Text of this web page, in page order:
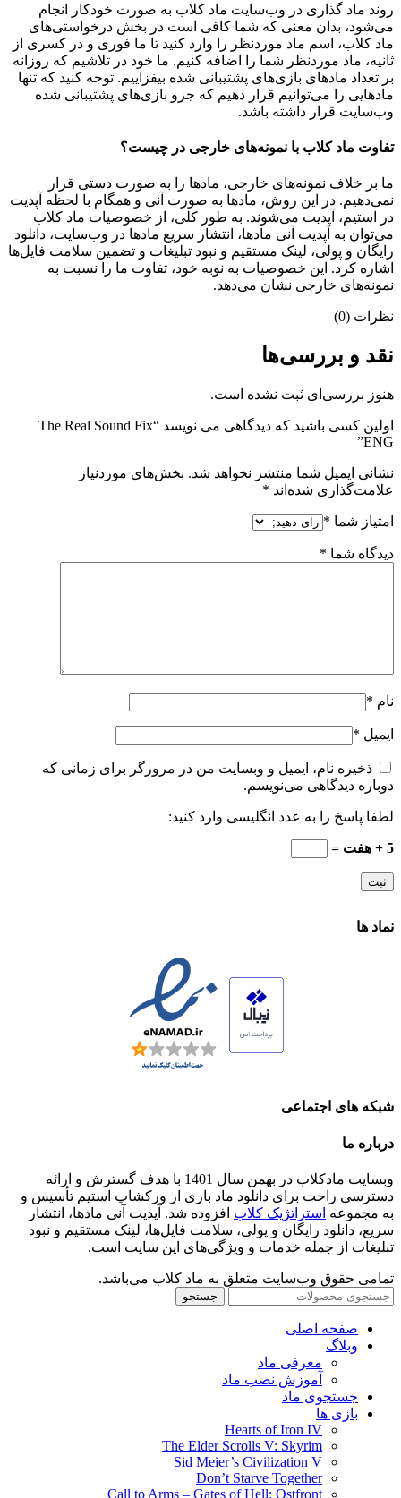
روند ماد گذاری در وب‌سایت ماد کلاب به صورت خودکار انجام
می‌شود، بدان معنی که شما کافی است در بخش درخواستی‌های
ماد کلاب، اسم ماد موردنظر را وارد کنید تا ما فوری و در کسری از
ثانیه، ماد موردنظر شما را اضافه کنیم. ما خود در تلاشیم که روزانه
بر تعداد مادهای بازی‌های پشتیبانی شده بیفزاییم. توجه کنید که تنها
مادهایی را می‌توانیم قرار دهیم که جزو بازی‌های پشتیبانی شده
وب‌سایت قرار داشته باشد.
تفاوت ماد کلاب با نمونه‌های خارجی در چیست؟
ما بر خلاف نمونه‌های خارجی، مادها را به صورت دستی قرار
نمی‌دهیم. در این روش، مادها به صورت آنی و همگام با لحظه آپدیت
در استیم، آپدیت می‌شوند. به طور کلی، از خصوصیات ماد کلاب
می‌‌توان به آپدیت آنی مادها، انتشار سریع مادها در وب‌سایت، دانلود
رایگان و پولی، لینک مستقیم و نبود تبلیغات و تضمین سلامت فایل‌ها
اشاره کرد. این خصوصیات به نوبه خود، تفاوت ما را نسبت به
نمونه‌های خارجی نشان می‌دهد.
نظرات (0)
نقد و بررسی‌ها
هنوز بررسی‌ای ثبت نشده است.
اولین کسی باشید که دیدگاهی می نویسد “The Real Sound Fix
ENG”
نشانی ایمیل شما منتشر نخواهد شد. بخش‌های موردنیاز
علامت‌گذاری شده‌اند *
امتیاز شما *
دیدگاه شما *
نام *
ایمیل *
ذخیره نام، ایمیل و وبسایت من در مرورگر برای زمانی که
دوباره دیدگاهی می‌نویسم.
لطفا پاسخ را به عدد انگلیسی وارد کنید:
5 + هفت =
نماد ها
شبکه های اجتماعی
درباره ما
وبسایت مادکلاب در بهمن سال 1401 با هدف گسترش و ارائه
دسترسی راحت برای دانلود ماد بازی از ورکشاپ استیم تأسیس و
به مجموعه استراتژیک کلاب افزوده شد. آپدیت آنی مادها، انتشار
سریع، دانلود رایگان و پولی، سلامت فایل‌ها، لینک مستقیم و نبود
تبلیغات از جمله خدمات و ویژگی‌های این سایت است.
تمامی حقوق وب‌سایت متعلق به ماد کلاب می‌باشد.
جستجو
صفحه اصلی
وبلاگ
معرفی ماد
آموزش نصب ماد
جستجوی ماد
بازی ها
Hearts of Iron IV
The Elder Scrolls V: Skyrim
Sid Meier’s Civilization V
Don’t Starve Together
Call to Arms – Gates of Hell: Ostfront